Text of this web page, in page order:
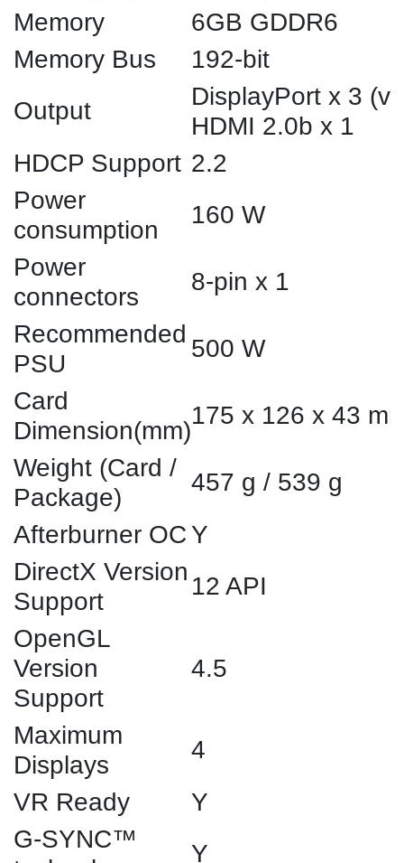
Memory
6GB GDDR6
Memory Bus
192-bit
Output
DisplayPort x 3
HDMI 2.0b x 1
HDCP Support 2.2
Power
consumption
160 W
Power
connectors
8-pin x 1
Recommended
PSU
500 W
Card
Dimension(mm)
175 x 126 x 43
Weight (Card /
Package)
457 g / 539 g
Afterburner OCY
DirectX Version
Support
12 API
OpenGL
Version
Support
4.5
Maximum
Displays
4
VR Ready
Y
G-SYNC™
Y